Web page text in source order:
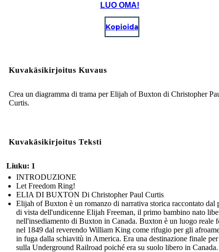
LUO OMA!
Kopioida
Kuvakäsikirjoitus Kuvaus
Crea un diagramma di trama per Elijah of Buxton di Christopher
Curtis.
Kuvakäsikirjoitus Teksti
Liuku: 1
INTRODUZIONE
Let Freedom Ring!
ELIA DI BUXTON Di Christopher Paul Curtis
Elijah of Buxton è un romanzo di narrativa storica raccontato dal
di vista dell'undicenne Elijah Freeman, il primo bambino nato
nell'insediamento di Buxton in Canada. Buxton è un luogo reale
nel 1849 dal reverendo William King come rifugio per gli
in fuga dalla schiavitù in America. Era una destinazione finale
sulla Underground Railroad poiché era su suolo libero in Canada.